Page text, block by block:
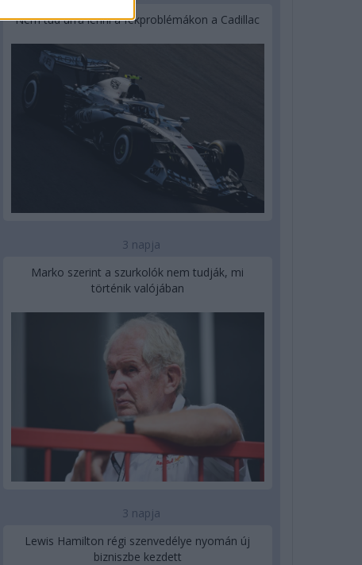
Nem tud úrrá lenni a fékproblémákon a Cadillac
3 napja
Marko szerint a szurkolók nem tudják, mi
történik valójában
3 napja
Lewis Hamilton régi szenvedélye nyomán új
bizniszbe kezdett